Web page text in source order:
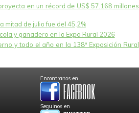
en un récord de US$ 57.168 millones
mitad de julio fue del 45,2%
y ganadero en la Expo Rural 2026
y todo el año en la 138ª Exposición Rural
Encontranos en
Seguinos en